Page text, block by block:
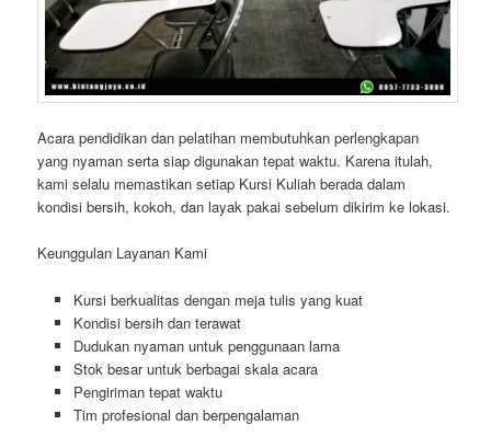
Acara pendidikan dan pelatihan membutuhkan perlengkapan
yang nyaman serta siap digunakan tepat waktu. Karena itulah,
kami selalu memastikan setiap Kursi Kuliah berada dalam
kondisi bersih, kokoh, dan layak pakai sebelum dikirim ke lokasi.
Keunggulan Layanan Kami
Kursi berkualitas dengan meja tulis yang kuat
Kondisi bersih dan terawat
Dudukan nyaman untuk penggunaan lama
Stok besar untuk berbagai skala acara
Pengiriman tepat waktu
Tim profesional dan berpengalaman